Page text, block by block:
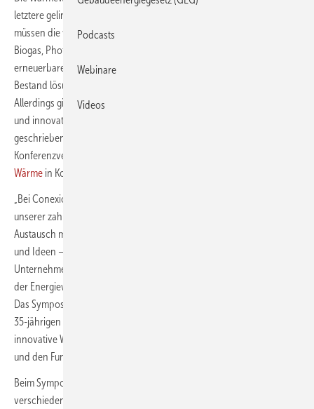
letztere gelingen soll. Um den kompletten Sektor zu dekarbonisieren,
müssen die verschiedenen bereits erprobten Technologien – ob
Biogas, Photovoltaik, PVT,
erneuerbare Feststoffe – ineinandergreifen und besonders im
Bestand lösungsorientiert eingesetzt werden. Keine leichte Aufgabe!
Allerdings gibt es eine Vielzahl von hochkompetenten, motivierten
und innovativen Menschen, die sich genau dieses Ziel auf die Fahne
geschrieben haben. Diese Menschen möchte der
Konferenzveranstalter Conexio-PSE beim
Wärme in Kontakt bringen.
„Bei Conexio-PSE haben wir es in der langjährigen Geschichte
unserer zahlreichen Konferenzen immer wieder gelernt: Durch den
Austausch miteinander entstehen persönliche Kontakte, Inspiration
und Ideen – und nicht selten konkrete Projekte oder sogar
Unternehmen, die einen wirklichen Unterschied bei der Umsetzung
der Energiewende machen“, sagt Geschäftsführer Bernd Porzelius.
Das Symposium Zukunft Wärme bilde da keine Ausnahme. In seiner
35-jährigen Geschichte habe es – als Symposium Solarthermie und
innovative Wärmesysteme – schon zahlreiche Initiativen begleitet
und den Funken immer wieder überspringen lassen.
Beim Symposium blicken die Expertinnen und Experten auf die
verschiedenen Anwendungsbereiche – Gewerbe, Industrie, Wohnen
Podcasts
Webinare
Videos